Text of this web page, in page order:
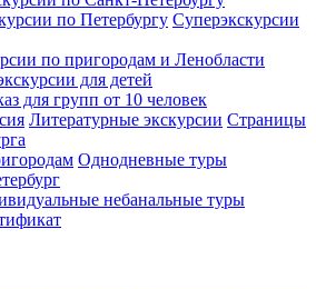
по Петербургу Суперэкскурсии
по пригородам и Ленобласти
для детей
для групп от 10 человек
Литературные экскурсии Страницы
Однодневные туры
небанальные туры